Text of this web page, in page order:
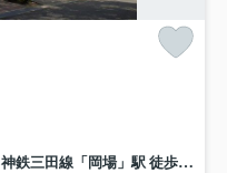
神鉄三田線「岡場」駅 徒歩19分